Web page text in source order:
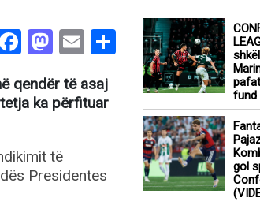
Facebook
Mastodon
EmailShare
qendër të asaj
ka përfituar
të
Presidentes
fund
gol